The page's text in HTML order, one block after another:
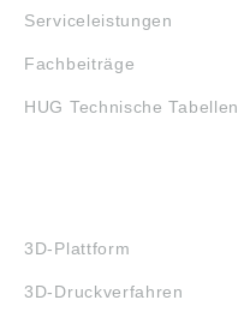
Serviceleistungen
Fachbeiträge
HUG Technische Tabellen
3D-Plattform
3D-Druckverfahren